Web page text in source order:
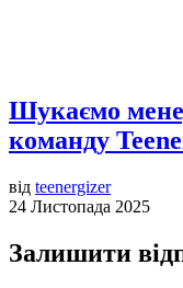
Шукаємо
команду
від teenergizer
24 Листопада 2025
Залишити